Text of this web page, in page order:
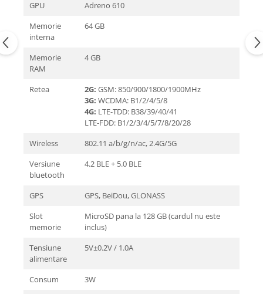
GPU
Adreno 610
Memorie
interna
64 GB
Memorie
RAM
4 GB
Retea 2G: GSM: 850/900/1800/1900MHz
3G: WCDMA: B1/2/4/5/8
4G: LTE-TDD: B38/39/40/41
LTE-FDD: B1/2/3/4/5/7/8/20/28
Wireless
802.11 a/b/g/n/ac, 2.4G/5G
Versiune
bluetooth
4.2 BLE + 5.0 BLE
GPS
GPS, BeiDou, GLONASS
Slot
memorie
MicroSD pana la 128 GB (cardul nu este
inclus)
Tensiune
alimentare
5V±0.2V / 1.0A
Consum
3W